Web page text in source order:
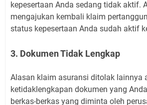
kepesertaan Anda sedang tidak aktif.
mengajukan kembali klaim
status kepesertaan Anda sudah aktif
3. Dokumen Tidak Lengkap
Alasan klaim asuransi ditolak lainnya
ketidaklengkapan dokumen yang
berkas-berkas yang diminta oleh